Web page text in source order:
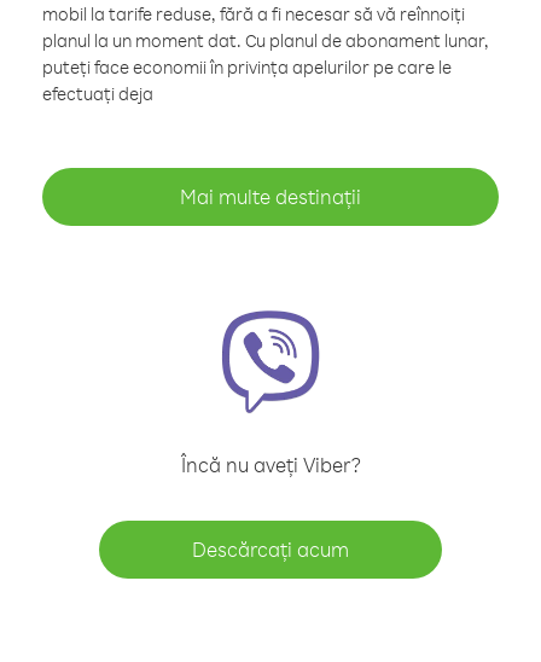
mobil la tarife reduse, fără a fi necesar să vă reînnoiți
planul la un moment dat. Cu planul de abonament lunar,
puteți face economii în privința apelurilor pe care le
efectuați deja
Mai multe destinații
Încă nu aveți Viber?
Descărcați acum